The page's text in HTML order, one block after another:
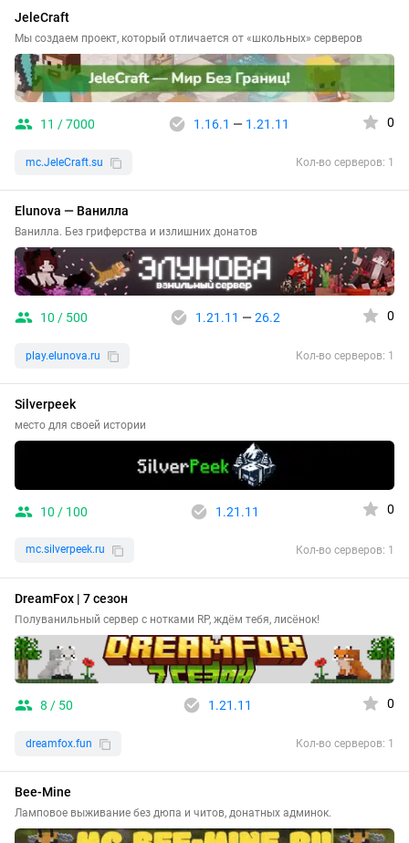
JeleCraft
Мы создаем проект, который отличается от «школьных» серверов
11 / 7000 1.16.1 — 1.21.11 0
mc.JeleCraft.su Кол-во серверов: 1
Elunova — Ванилла
Ванилла. Без гриферства и излишних донатов
10 / 500 1.21.11 — 26.2 0
play.elunova.ru Кол-во серверов: 1
Silverpeek
место для своей истории
10 / 100 1.21.11 0
mc.silverpeek.ru Кол-во серверов: 1
DreamFox | 7 сезон
Полуванильный сервер с нотками RP, ждём тебя, лисёнок!
8 / 50 1.21.11 0
dreamfox.fun Кол-во серверов: 1
Bee-Mine
Ламповое выживание без дюпа и читов, донатных админок.